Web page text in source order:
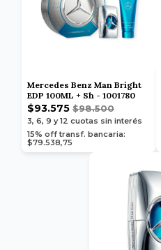
Mercedes Benz Man Bright
EDP 100ML + Sh - 1001780
$93.575 $98.500
3, 6, 9 y 12 cuotas sin interés
15% off transf. bancaria:
$79.538,75